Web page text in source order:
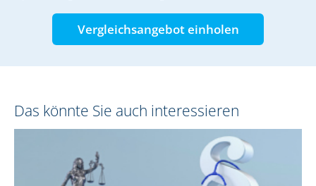
Vergleichsangebot einholen
Das könnte Sie auch interessieren